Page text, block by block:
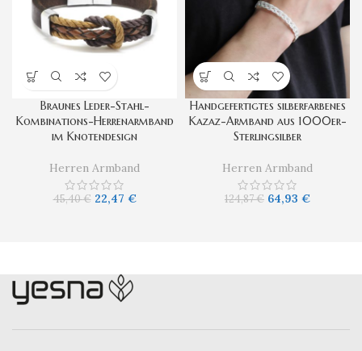
Braunes Leder-Stahl-
Kombinations-Herrenarmband
im Knotendesign
Herren Armband
45,40€ 22,47 €
Handgefertigtes silberfarbenes
Kazaz-Armband aus 1000er-
Sterlingsilber
Herren Armband
124,87€ 64,93 €